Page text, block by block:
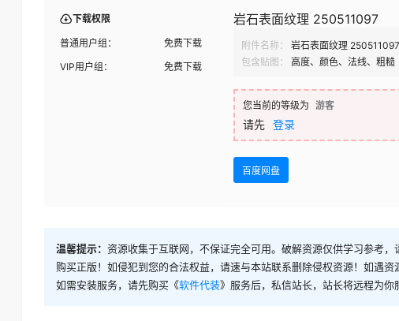
下载权限
普通用户组：
免费下载
VIP用户组：
免费下载
岩石表面纹理 250511097
附件名称： 岩石表面纹理 250511097
包含贴图：
高度、颜色、法线、粗糙
您当前的等级为 游客
请先 登录
百度网盘
温馨提示： 资源收集于互联网，不保证完全可用。破解资源仅供学习参考
购买正版！如侵犯到您的合法权益，请速与本站联系删除侵权资源！如遇资
如需安装服务，请先购买《软件代装》服务后，私信站长，站长将远程为你